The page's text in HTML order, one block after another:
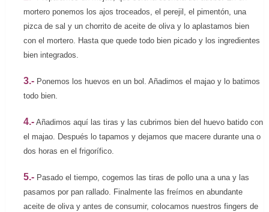
mortero ponemos los ajos troceados, el perejil, el pimentón, una
pizca de sal y un chorrito de aceite de oliva y lo aplastamos bien
con el mortero. Hasta que quede todo bien picado y los ingredientes
bien integrados.
3.-Ponemos los huevos en un bol. Añadimos el majao y lo batimos
todo bien.
4.-Añadimos aquí las tiras y las cubrimos bien del huevo batido con
el majao. Después lo tapamos y dejamos que macere durante una o
dos horas en el frigorífico.
5.-Pasado el tiempo, cogemos las tiras de pollo una a una y las
pasamos por pan rallado. Finalmente las freímos en abundante
aceite de oliva y antes de consumir, colocamos nuestros fingers de